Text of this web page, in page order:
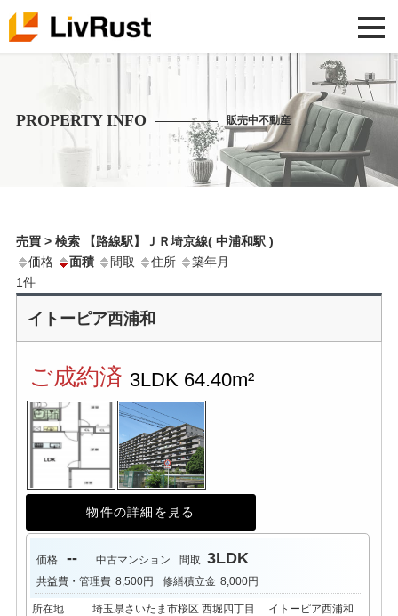
PROPERTY INFO 販売中不動産
売買 > 検索 【路線駅】ＪＲ埼京線( 中浦和駅 )
価格
面積 間取 住所
築年月
1件
イトーピア西浦和
ご成約済 3LDK 64.40m²
物件の詳細を見る
価格 -- 中古マンション 間取 3LDK
共益費・管理費 8,500円 修繕積立金 8,000円
所在地 埼玉県さいたま市桜区 西堀四丁目 イトーピア西浦和